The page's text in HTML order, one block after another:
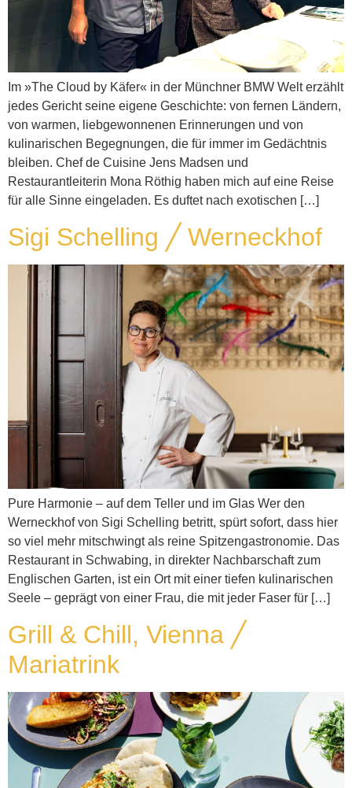
Im »The Cloud by Käfer« in der Münchner BMW Welt erzählt
jedes Gericht seine eigene Geschichte: von fernen Ländern,
von warmen, liebgewonnenen Erinnerungen und von
kulinarischen Begegnungen, die für immer im Gedächtnis
bleiben. Chef de Cuisine Jens Madsen und
Restaurantleiterin Mona Röthig haben mich auf eine Reise
für alle Sinne eingeladen. Es duftet nach exotischen […]
Sigi Schelling ╱ Werneckhof
Pure Harmonie – auf dem Teller und im Glas Wer den
Werneckhof von Sigi Schelling betritt, spürt sofort, dass hier
so viel mehr mitschwingt als reine Spitzengastronomie. Das
Restaurant in Schwabing, in direkter Nachbarschaft zum
Englischen Garten, ist ein Ort mit einer tiefen kulinarischen
Seele – geprägt von einer Frau, die mit jeder Faser für […]
Grill & Chill, Vienna ╱
Mariatrink